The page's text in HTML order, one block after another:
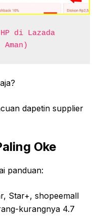
di Lazada
dapetin supplier
Oke
panduan:
Star+, shopeemall
kurangnya 4.7